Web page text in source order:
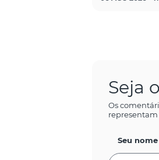
Seja
Os
representam
Seu nome